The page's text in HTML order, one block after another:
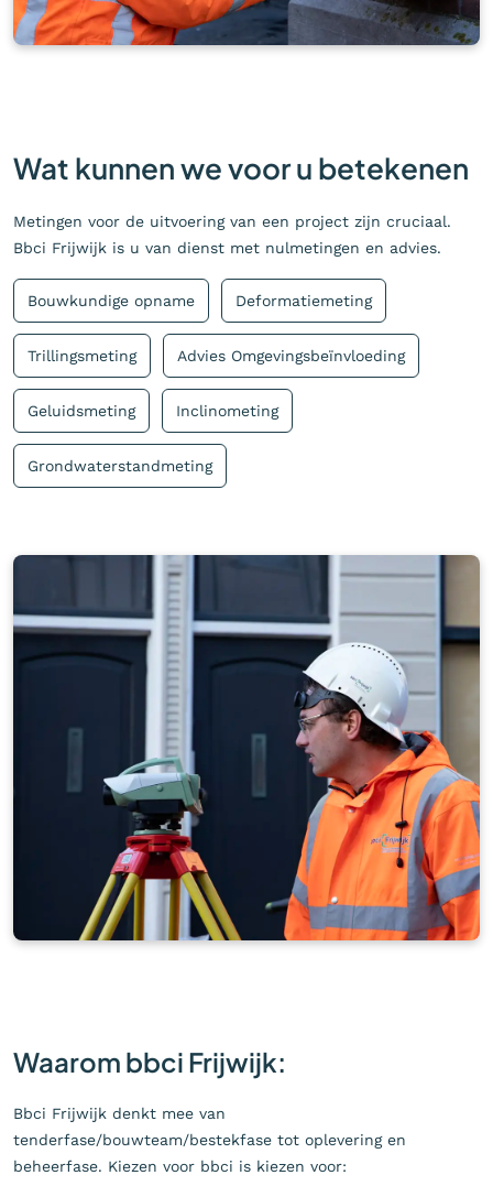
Wat kunnen we voor u betekenen
Metingen voor de uitvoering van een project zijn cruciaal.
Bbci Frijwijk is u van dienst met nulmetingen en advies.
Bouwkundige opname Deformatiemeting
Trillingsmeting Advies Omgevingsbeïnvloeding
Geluidsmeting Inclinometing
Grondwaterstandmeting
Waarom bbci Frijwijk:
Bbci Frijwijk denkt mee van
tenderfase/bouwteam/bestekfase tot oplevering en
beheerfase. Kiezen voor bbci is kiezen voor: